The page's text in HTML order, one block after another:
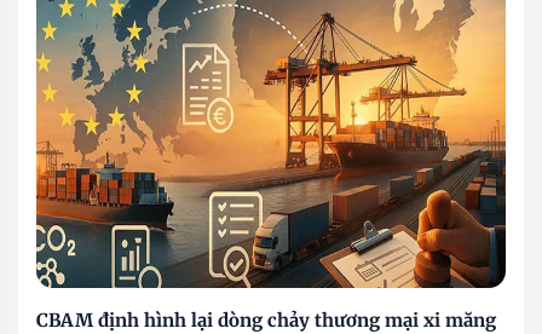
CBAM định hình lại dòng chảy thương mại xi măng